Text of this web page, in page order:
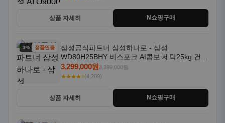
상품 자세히 N쇼핑구매
3% 할인정품인증
삼성공식파트너 삼성하나로 - 삼성
WD80H25BHY 비스포크 AI콤보 세탁25kg 건조
18kg 26년형 일체형 1등급
3,299,000원3,399,000원
★★★★⭐(4,209)
상품 자세히 N쇼핑구매